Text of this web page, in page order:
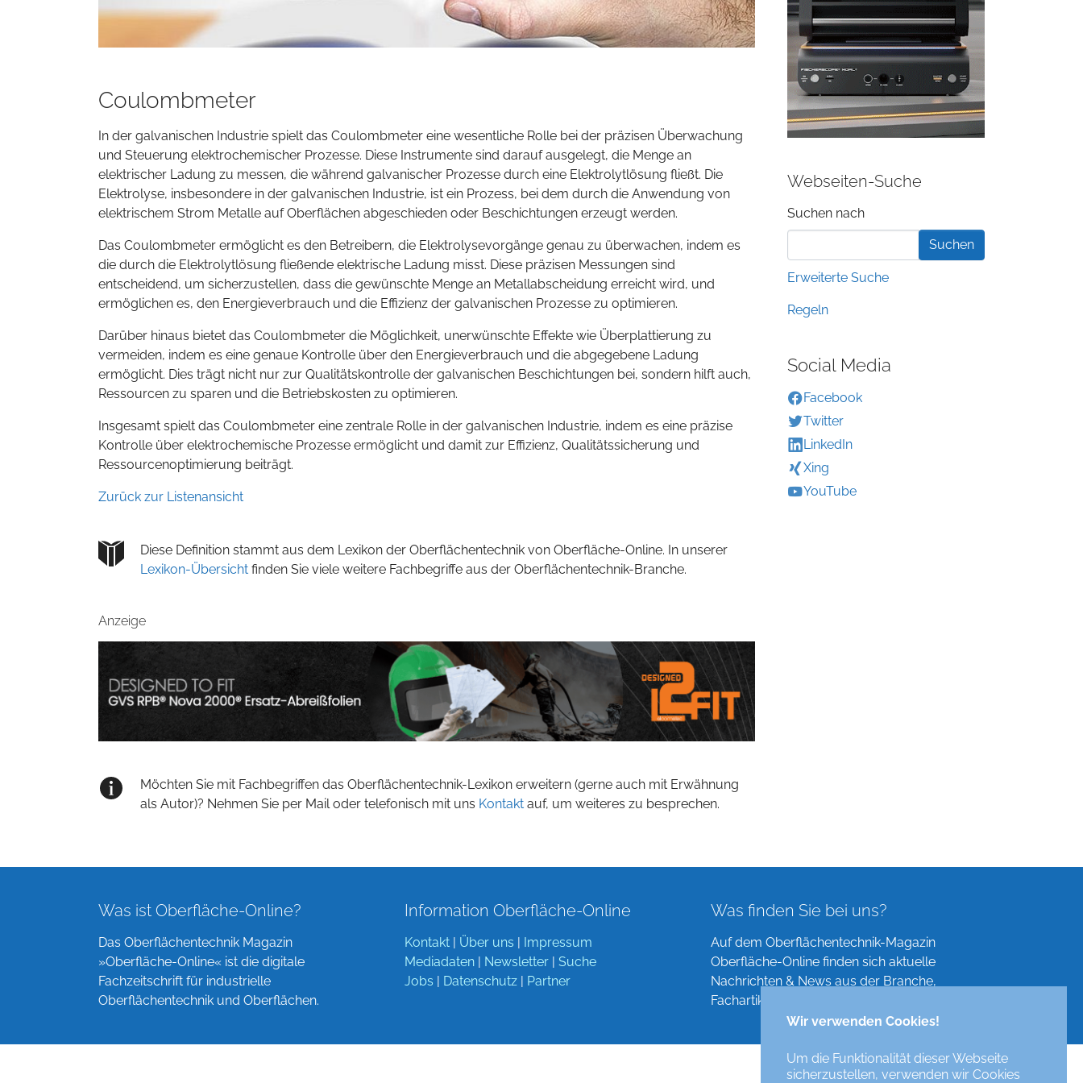
Wir verwenden Cookies!
Um die Funktionalität dieser Webseite
sicherzustellen, verwenden wir Cookies
Coulombmeter
In der galvanischen Industrie spielt das Coulombmeter eine wesentliche Rolle bei der präzisen Überwachung
und Steuerung elektrochemischer Prozesse. Diese Instrumente sind darauf ausgelegt, die Menge an
elektrischer Ladung zu messen, die während galvanischer Prozesse durch eine Elektrolytlösung fließt. Die
Elektrolyse, insbesondere in der galvanischen Industrie, ist ein Prozess, bei dem durch die Anwendung von
elektrischem Strom Metalle auf Oberflächen abgeschieden oder Beschichtungen erzeugt werden.
Das Coulombmeter ermöglicht es den Betreibern, die Elektrolysevorgänge genau zu überwachen, indem es
die durch die Elektrolytlösung fließende elektrische Ladung misst. Diese präzisen Messungen sind
entscheidend, um sicherzustellen, dass die gewünschte Menge an Metallabscheidung erreicht wird, und
ermöglichen es, den Energieverbrauch und die Effizienz der galvanischen Prozesse zu optimieren.
Darüber hinaus bietet das Coulombmeter die Möglichkeit, unerwünschte Effekte wie Überplattierung zu
vermeiden, indem es eine genaue Kontrolle über den Energieverbrauch und die abgegebene Ladung
ermöglicht. Dies trägt nicht nur zur Qualitätskontrolle der galvanischen Beschichtungen bei, sondern hilft auch,
Ressourcen zu sparen und die Betriebskosten zu optimieren.
Insgesamt spielt das Coulombmeter eine zentrale Rolle in der galvanischen Industrie, indem es eine präzise
Kontrolle über elektrochemische Prozesse ermöglicht und damit zur Effizienz, Qualitätssicherung und
Ressourcenoptimierung beiträgt.
Zurück zur Listenansicht
Diese Definition stammt aus dem Lexikon der Oberflächentechnik von Oberfläche-Online. In unserer
Lexikon-Übersicht finden Sie viele weitere Fachbegriffe aus der Oberflächentechnik-Branche.
Anzeige
Möchten Sie mit Fachbegriffen das Oberflächentechnik-Lexikon erweitern (gerne auch mit Erwähnung
als Autor)? Nehmen Sie per Mail oder telefonisch mit uns Kontakt auf, um weiteres zu besprechen.
Webseiten-Suche
Suchformular
Suchen nach
Erweiterte Suche
Regeln
Social Media
Facebook
Twitter
LinkedIn
Xing
YouTube
Was ist Oberfläche-Online?
Das Oberflächentechnik Magazin
»Oberfläche-Online« ist die digitale
Fachzeitschrift für industrielle
Oberflächentechnik und Oberflächen.
Information Oberfläche-Online
Kontakt | Über uns | Impressum
Mediadaten | Newsletter | Suche
Jobs | Datenschutz | Partner
Was finden Sie bei uns?
Auf dem Oberflächentechnik-Magazin
Oberfläche-Online finden sich aktuelle
Nachrichten & News aus der Branche,
Fachartikel, Verzeichnisse und mehr!